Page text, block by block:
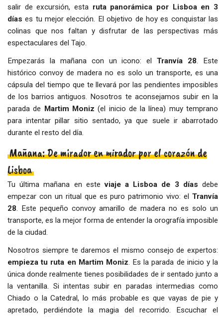
salir de excursión, esta ruta panorámica por Lisboa en 3
días es tu mejor elección. El objetivo de hoy es conquistar las
colinas que nos faltan y disfrutar de las perspectivas más
espectaculares del Tajo.
Empezarás la mañana con un icono: elTranvía 28. Este
histórico convoy de madera no es solo un transporte, es una
cápsula del tiempo que te llevará por las pendientes imposibles
de los barrios antiguos. Nosotros te aconsejamos subir en la
parada de Martim Moniz (el inicio de la línea) muy temprano
para intentar pillar sitio sentado, ya que suele ir abarrotado
durante el resto del día.
Mañana: De mirador en mirador por el corazón de
Lisboa
Tu última mañana en esteviaje a Lisboa de 3 días debe
empezar con un ritual que es puro patrimonio vivo: el Tranvía
28. Este pequeño convoy amarillo de madera no es solo un
transporte, es la mejor forma de entender la orografía imposible
de la ciudad.
Nosotros siempre te daremos el mismo consejo de expertos:
empieza tu ruta en Martim Moniz. Es la parada de inicio y la
única donde realmente tienes posibilidades de ir sentado junto a
la ventanilla. Si intentas subir en paradas intermedias como
Chiado o la Catedral, lo más probable es que vayas de pie y
apretado, perdiéndote la magia del recorrido. Escuchar el